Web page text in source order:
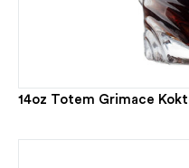
14oz Totem Grimace